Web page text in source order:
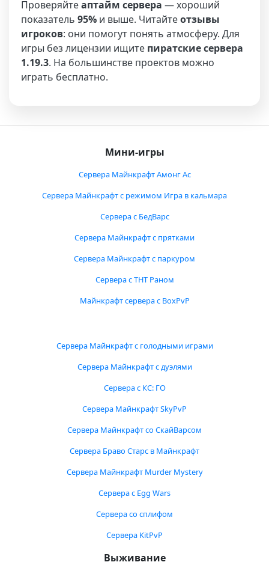
Проверяйтеаптайм сервера — хороший
показатель 95% и выше. Читайтеотзывы
игроков: они помогут понять атмосферу. Для
игры без лицензии ищите пиратские сервера
1.19.3. На большинстве проектов можно
играть бесплатно.
Мини-игры
Сервера Майнкрафт Амонг Ас
Сервера Майнкрафт с режимом Игра в кальмара
Сервера с БедВарс
Сервера Майнкрафт с прятками
Сервера Майнкрафт с паркуром
Сервера с ТНТ Раном
Майнкрафт сервера с BoxPvP
Сервера Майнкрафт с голодными играми
Сервера Майнкрафт с дуэлями
Сервера с КС: ГО
Сервера Майнкрафт SkyPvP
Сервера Майнкрафт со СкайВарсом
Сервера Браво Старс в Майнкрафт
Сервера Майнкрафт Murder Mystery
Сервера с Egg Wars
Сервера со сплифом
Сервера KitPvP
Выживание